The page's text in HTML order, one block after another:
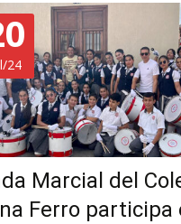
24
Marcial del
Ferro participa